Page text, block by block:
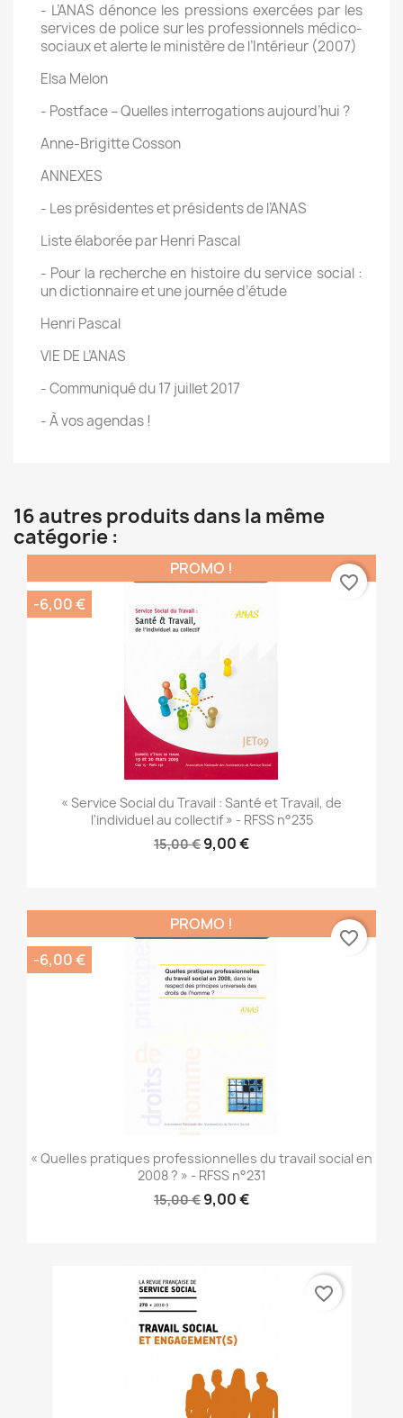
- L’ANAS dénonce les pressions exercées par les
services de police sur les professionnels médico-
sociaux et alerte le ministère de l’Intérieur (2007)
Elsa Melon
- Postface – Quelles interrogations aujourd’hui ?
Anne-Brigitte Cosson
ANNEXES
- Les présidentes et présidents de l’ANAS
Liste élaborée par Henri Pascal
- Pour la recherche en histoire du service social :
un dictionnaire et une journée d’étude
Henri Pascal
VIE DE L’ANAS
- Communiqué du 17 juillet 2017
- À vos agendas !
16 autres produits dans la même
catégorie :
« Service Social du Travail : Santé et Travail, de
l'individuel au collectif » - RFSS n°235
15,00 € 9,00 €
PROMO !
-6,00 €
favorite_border
« Quelles pratiques professionnelles du travail social en
2008 ? » - RFSS n°231
15,00 € 9,00 €
PROMO !
-6,00 €
favorite_border
favorite_border